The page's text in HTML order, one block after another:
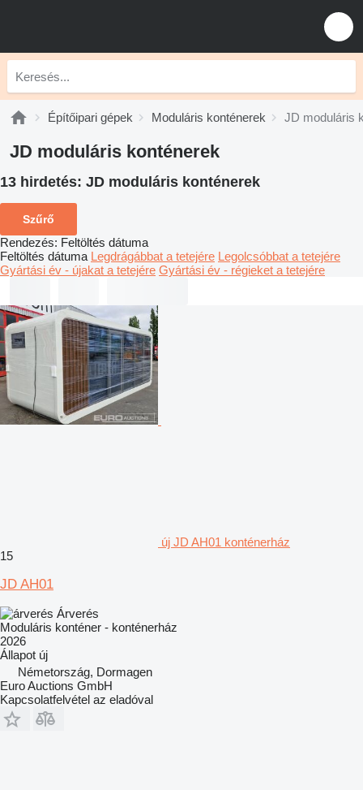
Építőipari gépek Moduláris konténerek JD moduláris
JD moduláris konténerek
13 hirdetés: JD moduláris konténerek
Szűrő
Rendezés: Feltöltés dátuma
Feltöltés dátuma Legdrágábbat a tetejére Legolcsóbbat a tetejére
Gyártási év - újakat a tetejére Gyártási év - régieket a tetejére
új JD AH01 konténerház
15
JD AH01
Árverés
Moduláris konténer - konténerház
2026
Állapot új
Németország, Dormagen
Euro Auctions GmbH
Kapcsolatfelvétel az eladóval